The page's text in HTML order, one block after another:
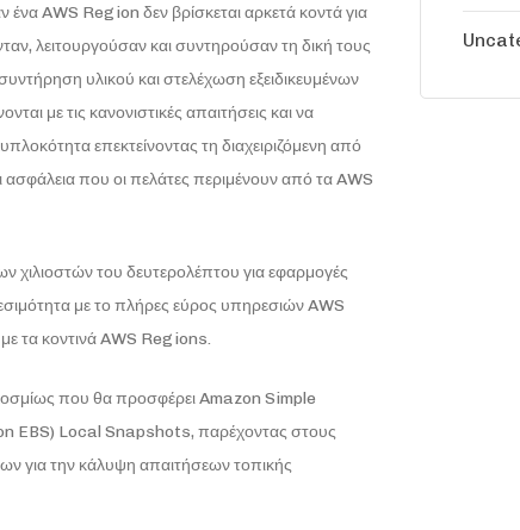
AWS Region δεν βρίσκεται αρκετά κοντά για
λειτουργούσαν και συντηρούσαν τη δική τους
υλικού και στελέχωση εξειδικευμένων
με τις κανονιστικές απαιτήσεις και να
επεκτείνοντας τη διαχειριζόμενη από
ασφάλεια που οι πελάτες περιμένουν από τα AWS
του δευτερολέπτου για εφαρμογές
με το πλήρες εύρος υπηρεσιών AWS
τα κοντινά AWS Regions.
που θα προσφέρει Amazon Simple
EBS) Local Snapshots, παρέχοντας στους
για την κάλυψη απαιτήσεων τοπικής